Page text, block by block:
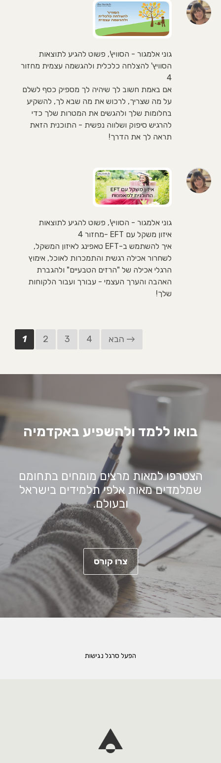
גוני אלמגור - הסוויץ', פשוט להגיע לתוצאות
הסוויץ' להצלחה כלכלית ולהגשמה עצמית מחזור
4
אם באמת חשוב לך שיהיה לך מספיק כסף לשלם
על מה שצריך, לרכוש את מה שבא לך, להשקיע
בחלומות שלך ולהגשים את המטרות שלך כדי
להרגיש סיפוק ושלווה נפשית - התוכנית הזאת
תראה לך את הדרך!
גוני אלמגור - הסוויץ', פשוט להגיע לתוצאות
איזון משקל עם EFT -מחזור 4
איך להשתמש ב-EFT טאפינג לאיזון המשקל,
לשחרור אכילה רגשית והתמכרות לאוכל, אימוץ
הרגלי אכילה של "הרזים הטבעיים" ולהגברת
האהבה והערך העצמי - עבורך ועבור הלקוחות
שלך!
1 2 3 4 הבא →
בואו ללמד ולהשפיע באקדמיה
הצטרפו למאות מרצים מומחים בתחומם
שמלמדים מאות אלפי תלמידים בישראל
ובעולם.
צרו קורס
הפעל סרגל נגישות